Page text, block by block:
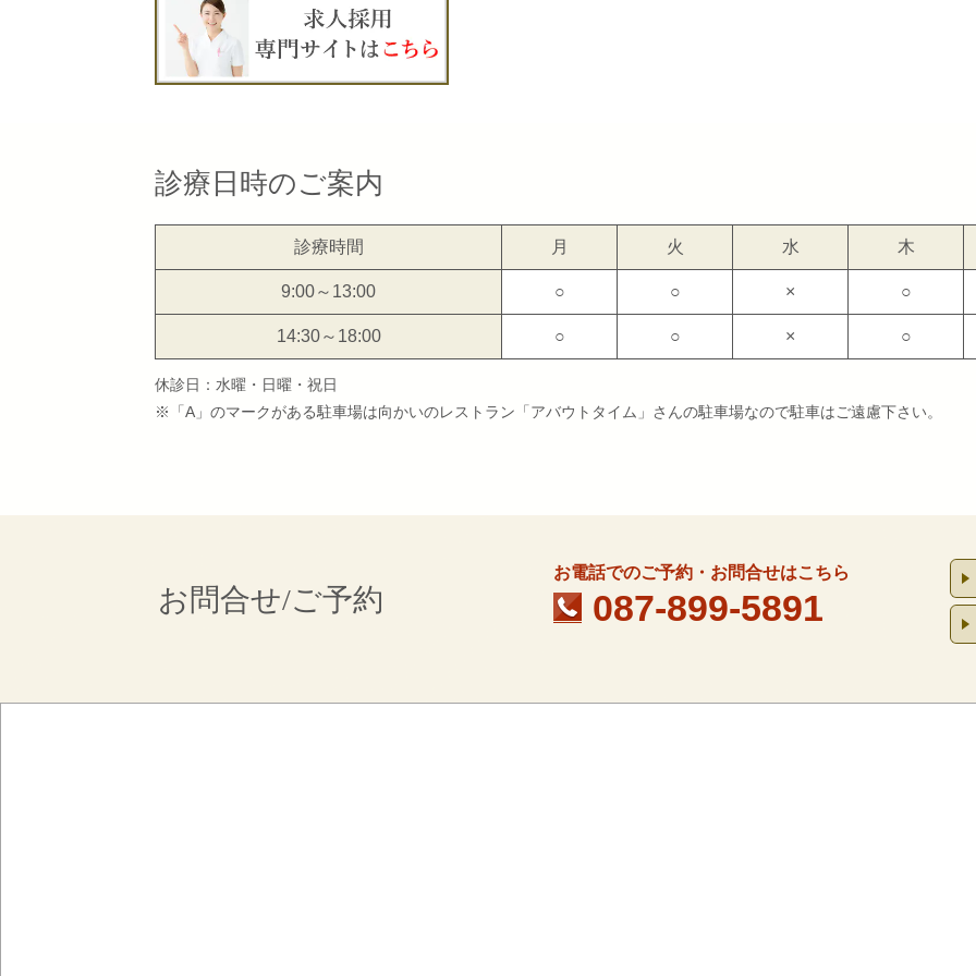
診療日時のご案内
診療時間 月 火 水 木
9:00～13:00 ○ ○ × ○
14:30～18:00 ○ ○ × ○
休診日：水曜・日曜・祝日
※「A」のマークがある駐車場は向かいのレストラン「アバウトタイム」さんの駐車場なので駐車はご遠慮下さい。
お問合せ/ご予約
お電話でのご予約・お問合せはこちら
087-899-5891